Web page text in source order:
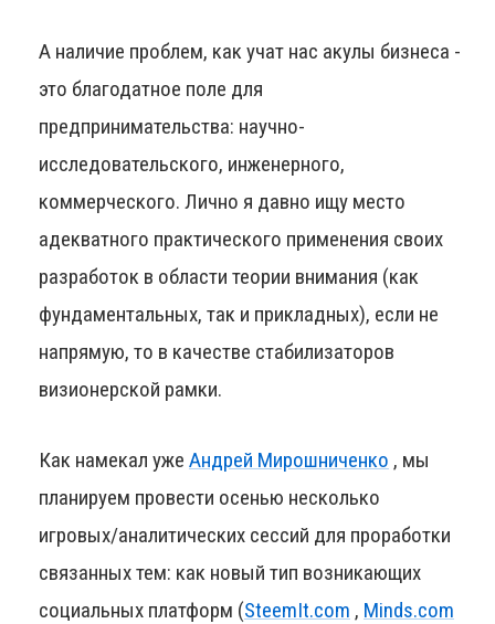
А наличие проблем, как учат нас акулы бизнеса -
это благодатное поле для
предпринимательства: научно-
исследовательского, инженерного,
коммерческого. Лично я давно ищу место
адекватного практического применения своих
разработок в области теории внимания (как
фундаментальных, так и прикладных), если не
напрямую, то в качестве стабилизаторов
визионерской рамки.
Как намекал уже Андрей Мирошниченко , мы
планируем провести осенью несколько
игровых/аналитических сессий для проработки
связанных тем: как новый тип возникающих
социальных платформ (SteemIt.com , Minds.com